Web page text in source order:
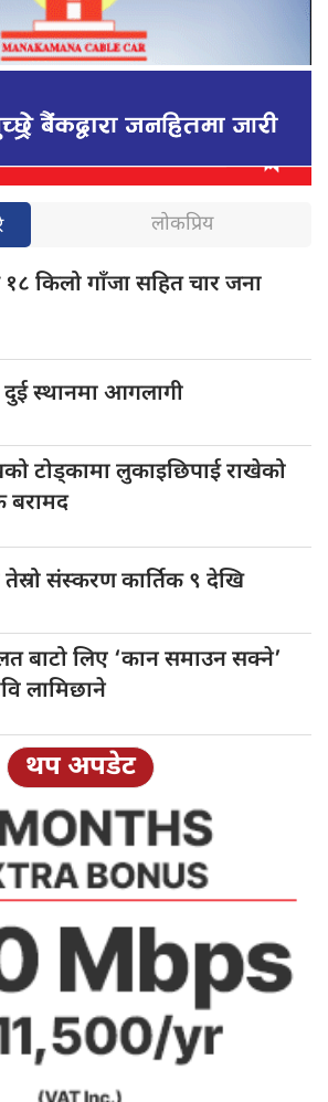
लोकप्रिय
किलो गाँजा सहित चार जना
दुईस्थानमा आगलागी
टोड्कामा लुकाइछिपाई राखेको
बरामद
संस्करण कार्तिक ९ देखि
बाटो लिए ‘कान समाउन सक्ने’
लामिछाने
थप अपडेट